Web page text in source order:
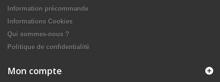
Information précommande
Informations Cookies
Qui sommes-nous ?
Politique de confidentialité
Mon compte